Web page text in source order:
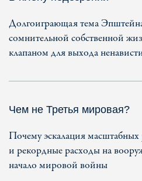
Долгоиграющая тема
сомнительной собственной
клапаном для выхода
Чем не Третья мировая?
Почему эскалация
и рекордные расходы на
начало мировой войны